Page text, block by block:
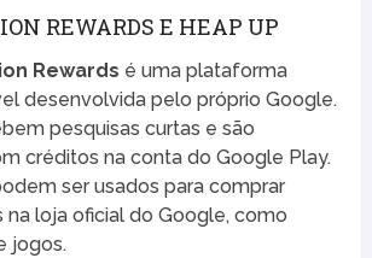
REWARDS E HEAP UP
Rewards é uma plataforma
desenvolvida pelo próprio Google.
pesquisas curtas e são
créditos na conta do Google Play.
ser usados para comprar
na loja oficial do Google, como
jogos.